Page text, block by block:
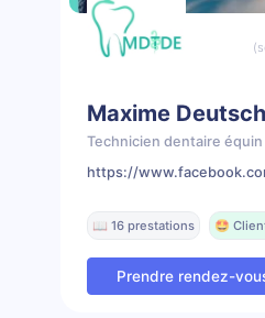
Maxime
Technicien dentaire équin
https://
📖 16 prestations 🤩
Prendre rendez-